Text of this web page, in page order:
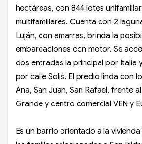
hectáreas, con 844 lotes
multifamiliares. Cuenta con 2
Luján, con amarras, brinda la
embarcaciones con motor. Se
dos entradas la principal por Italia
por calle Solis. El predio linda con
Ana, San Juan, San Rafael, frente
Grande y centro comercial VEN y
Es un barrio orientado a la